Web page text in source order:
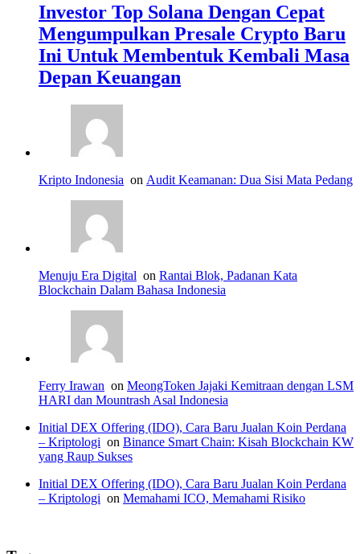
Investor Top Solana Dengan Cepat
Mengumpulkan Presale Crypto Baru
Ini Untuk Membentuk Kembali Masa
Depan Keuangan
Kripto Indonesia on Audit Keamanan: Dua Sisi Mata Pedang
Menuju Era Digital on Rantai Blok, Padanan Kata
Blockchain Dalam Bahasa Indonesia
Ferry Irawan on MeongToken Jajaki Kemitraan dengan LSM
HARI dan Mountrash Asal Indonesia
Initial DEX Offering (IDO), Cara Baru Jualan Koin Perdana
– Kriptologi on Binance Smart Chain: Kisah Blockchain KW
yang Raup Sukses
Initial DEX Offering (IDO), Cara Baru Jualan Koin Perdana
– Kriptologi on Memahami ICO, Memahami Risiko